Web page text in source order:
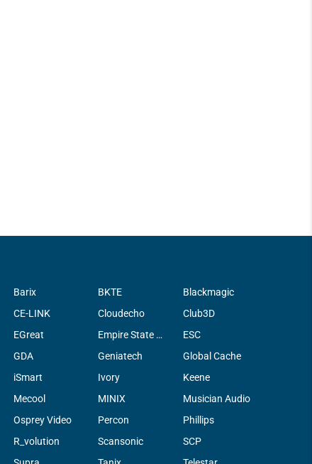
Barix BKTE
Blackmagic
CE-LINK Cloudecho
Club3D
EGreat Empire State Filter Company, INC.
ESC
GDA Geniatech
Global Cache
iSmart Ivory
Keene
Mecool MINIX
Musician Audio
Osprey Video Percon
Phillips
R_volution Scansonic
SCP